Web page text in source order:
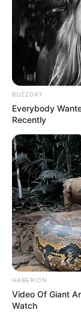
ഇവര്‍ രാജ്യം
ഇതിന്റെ
യൂണിയന്‍
നേരത്തെ
ഒളിവില്‍
BUZZDAY
Everybody
Recently
HABERION
Video Of Giant
Watch